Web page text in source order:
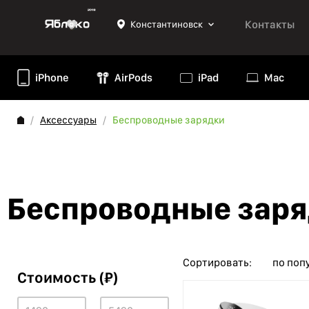
Константиновск Контакты
iPhone AirPods iPad Mac
Аксессуары Беспроводные зарядки
Беспроводные
Стоимость (₽)
Сортировать: по